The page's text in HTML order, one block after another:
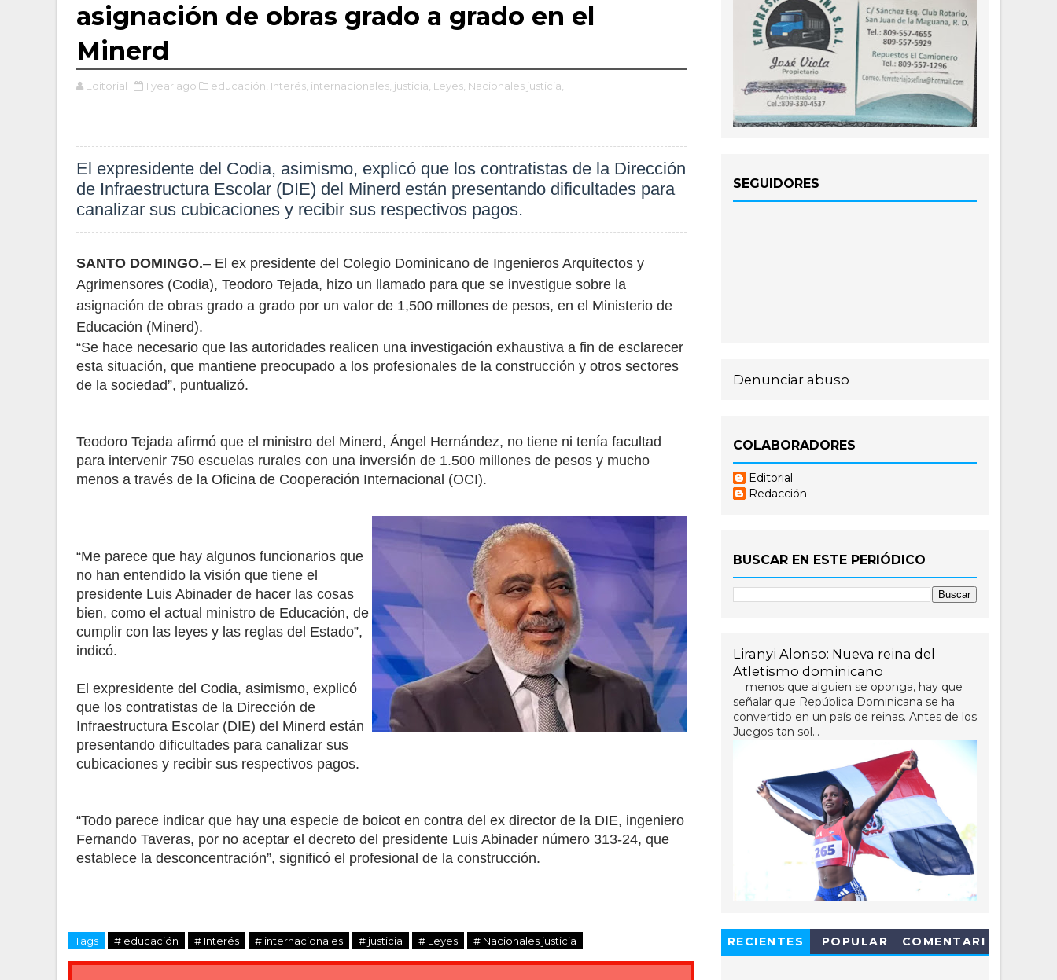
asignación de obras grado a grado en el
Minerd
Editorial 1 year ago educación, Interés, internacionales, justicia, Leyes, Nacionales justicia,
El expresidente del Codia, asimismo, explicó que los contratistas de la Dirección
de Infraestructura Escolar (DIE) del Minerd están presentando dificultades para
canalizar sus cubicaciones y recibir sus respectivos pagos.
SANTO DOMINGO.– El ex presidente del Colegio Dominicano de Ingenieros Arquitectos y
Agrimensores (Codia), Teodoro Tejada, hizo un llamado para que se investigue sobre la
asignación de obras grado a grado por un valor de 1,500 millones de pesos, en el Ministerio de
Educación (Minerd).
“Se hace necesario que las autoridades realicen una investigación exhaustiva a fin de esclarecer
esta situación, que mantiene preocupado a los profesionales de la construcción y otros sectores
de la sociedad”, puntualizó.
Teodoro Tejada afirmó que el ministro del Minerd, Ángel Hernández, no tiene ni tenía facultad
para intervenir 750 escuelas rurales con una inversión de 1.500 millones de pesos y mucho
menos a través de la Oficina de Cooperación Internacional (OCI).
“Me parece que hay algunos funcionarios que
no han entendido la visión que tiene el
presidente Luis Abinader de hacer las cosas
bien, como el actual ministro de Educación, de
cumplir con las leyes y las reglas del Estado”,
indicó.
El expresidente del Codia, asimismo, explicó
que los contratistas de la Dirección de
Infraestructura Escolar (DIE) del Minerd están
presentando dificultades para canalizar sus
cubicaciones y recibir sus respectivos pagos.
“Todo parece indicar que hay una especie de boicot en contra del ex director de la DIE, ingeniero
Fernando Taveras, por no aceptar el decreto del presidente Luis Abinader número 313-24, que
establece la desconcentración”, significó el profesional de la construcción.
Tags # educación # Interés # internacionales # justicia # Leyes # Nacionales justicia
SEGUIDORES
Denunciar abuso
COLABORADORES
Editorial
Redacción
BUSCAR EN ESTE PERIÓDICO
Liranyi Alonso: Nueva reina del
Atletismo dominicano
menos que alguien se oponga, hay que
señalar que República Dominicana se ha
convertido en un país de reinas. Antes de los
Juegos tan sol...
RECIENTES POPULAR
COMENTARI